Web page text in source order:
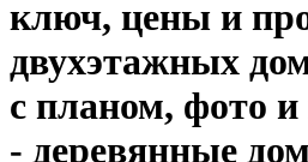
ключ, цены и
двухэтажных
с планом, фото
- деревянные